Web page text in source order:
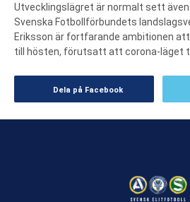
Utvecklingslägret är normalt sett
Svenska Fotbollförbundets
Eriksson är fortfarande ambitionen
till hösten, förutsatt att corona-läget
Dela på Facebook